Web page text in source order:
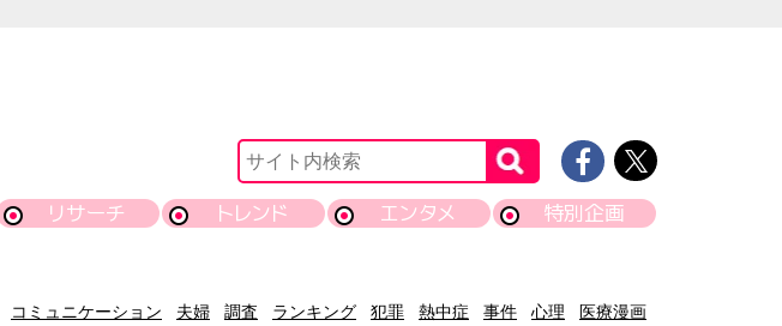
リサーチ トレンド エンタメ 特別企画
コミュニケーション 夫婦 調査 ランキング 犯罪 熱中症 事件 心理
医療漫画